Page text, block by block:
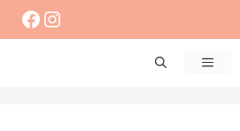
Facebook
Instagram